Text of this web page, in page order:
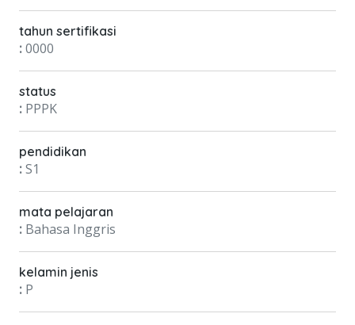
tahun sertifikasi
:0000
status
: PPPK
pendidikan
:S1
mata pelajaran
: Bahasa Inggris
kelamin jenis
: P